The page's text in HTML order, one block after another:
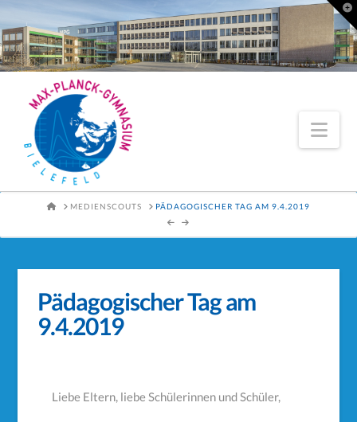
HOMEMEDIENSCOUTS PÄDAGOGISCHER TAG AM 9.4.2019
Pädagogischer Tag am
9.4.2019
Liebe Eltern, liebe Schülerinnen und Schüler,